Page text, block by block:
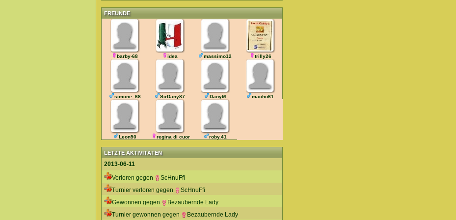
FREUNDE
barby-68 idea massimo12 trilly26
simone_68 SirDany87 DanyM macho61
Leon50 regina di cuori roby.41
LETZTE AKTIVITÄTEN
2013-06-11
Verloren gegen
ScHnuFfi
Turnier verloren gegen
ScHnuFfi
Gewonnen gegen
Bezaubernde Lady
Turnier gewonnen gegen
Bezaubernde Lady